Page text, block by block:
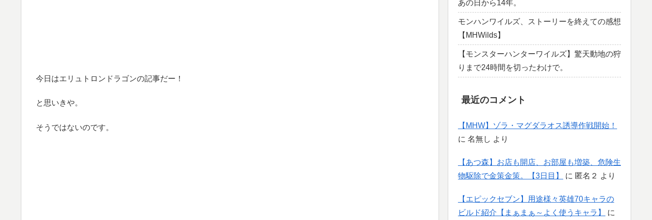
今日はエリュトロンドラゴンの記事だー！
と思いきや。
そうではないのです。
あの日から14年。
モンハンワイルズ、ストーリーを終えての感想
【MHWilds】
【モンスターハンターワイルズ】驚天動地の狩
りまで24時間を切ったわけで。
最近のコメント
【MHW】ゾラ・マグダラオス誘導作戦開始！
に 名無し より
【あつ森】お店も開店、お部屋も増築、危険生
物駆除で金策金策。【3日目】
に 匿名２ より
【エピックセブン】用途様々英雄70キャラの
ビルド紹介【まぁまぁ～よく使うキャラ】
に